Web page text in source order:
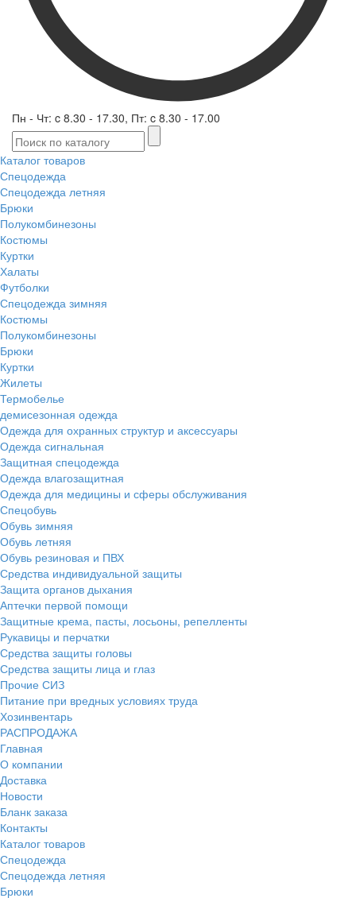
Пн - Чт: c 8.30 - 17.30, Пт: c 8.30 - 17.00
Каталог товаров
Спецодежда
Спецодежда летняя
Брюки
Полукомбинезоны
Костюмы
Куртки
Халаты
Футболки
Спецодежда зимняя
Костюмы
Полукомбинезоны
Брюки
Куртки
Жилеты
Термобелье
демисезонная одежда
Одежда для охранных структур и аксессуары
Одежда сигнальная
Защитная спецодежда
Одежда влагозащитная
Одежда для медицины и сферы обслуживания
Спецобувь
Обувь зимняя
Обувь летняя
Обувь резиновая и ПВХ
Средства индивидуальной защиты
Защита органов дыхания
Аптечки первой помощи
Защитные крема, пасты, лосьоны, репелленты
Рукавицы и перчатки
Средства защиты головы
Средства защиты лица и глаз
Прочие СИЗ
Питание при вредных условиях труда
Хозинвентарь
РАСПРОДАЖА
Главная
О компании
Доставка
Новости
Бланк заказа
Контакты
Каталог товаров
Спецодежда
Спецодежда летняя
Брюки